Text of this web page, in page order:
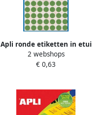
Apli ronde etiketten in etui
diameter 10 mm groen 315
stuks 63 per blad (2054)
2 webshops
€ 0,63